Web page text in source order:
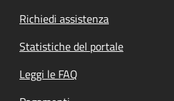
Richiedi assistenza
Statistiche del portale
Leggi le FAQ